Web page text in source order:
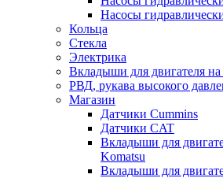
Насосы
Кольца
Стекла
Электрика
Вкладыши для двигателя
РВД, рукава высокого
Магазин
Датчики Cummins
Датчики CAT
Вкладыши для
Komatsu
Вкладыши для